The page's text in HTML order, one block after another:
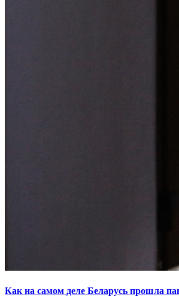
Как на самом деле Беларусь прошла